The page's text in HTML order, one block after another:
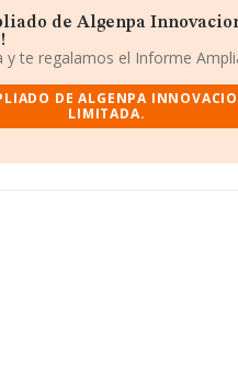
INFORMA sobre 66.566
asciende a 5.524
entre todas las empresas
a la provincia de Valencia,
con ventas de 159
interés en el ámbito sectorial,
los 16 años desde la
de Algenpa
y te regalamos el Informe
DE ALGENPA
LIMITADA.